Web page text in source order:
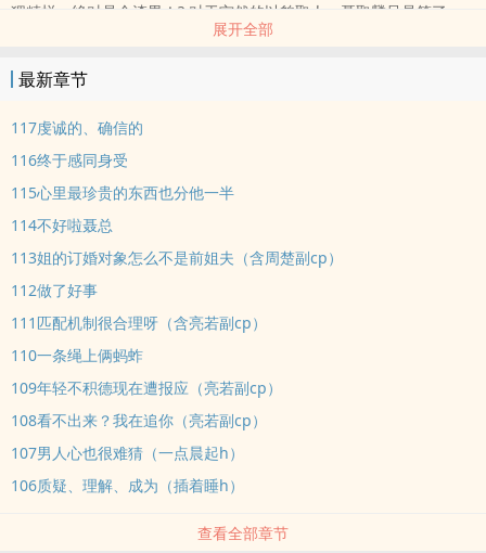
狸精样，绝对是个渣男！? 对于宁然的以貌取人，聂取麟只是笑了
笑，客气的说：宁小姐，我是个老实人。? 后来宁然才知道，在他的
字典里，老是动手动脚实在惹人无奈的人，也叫老实人。? ——? 1v1/
双处/现代/日常，一个狐狸男处心积虑拿下老婆的故事。? 这本不会收
费，喜欢的话可以留言或者收藏以表支持，感谢~
展开全部
最新章节
117虔诚的、确信的
116终于感同身受
115心里最珍贵的东西也分他一半
114不好啦聂总
113姐的订婚对象怎么不是前姐夫（含周楚副cp）
112做了好事
111匹配机制很合理呀（含亮若副cp）
110一条绳上俩蚂蚱
109年轻不积德现在遭报应（亮若副cp）
108看不出来？我在追你（亮若副cp）
107男人心也很难猜（一点晨起h）
106质疑、理解、成为（插着睡h）
查看全部章节